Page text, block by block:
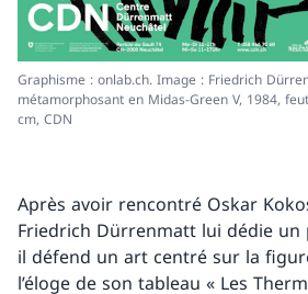
Graphisme : onlab.ch. Image : Friedrich
métamorphosant en Midas-Green V, 1984,
cm, CDN
Après avoir rencontré Oskar
Friedrich Dürrenmatt lui dédie un
il défend un art centré sur la
l’éloge de son tableau « Les